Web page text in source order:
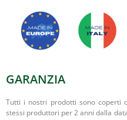
GARANZIA
Tutti i nostri prodotti sono coperti
stessi produttori per 2 anni dalla